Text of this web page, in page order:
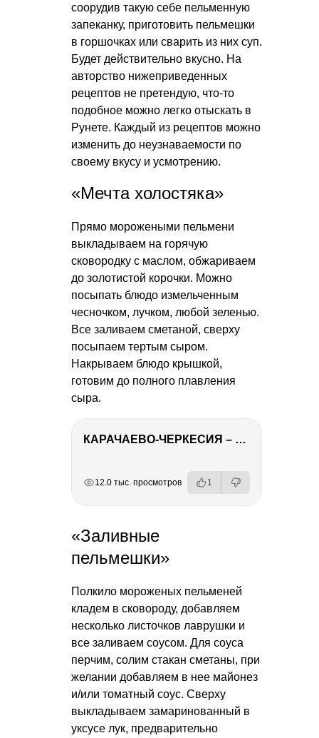
соорудив такую себе пельменную
запеканку, приготовить пельмешки
в горшочках или сварить из них суп.
Будет действительно вкусно. На
авторство нижеприведенных
рецептов не претендую, что-то
подобное можно легко отыскать в
Рунете. Каждый из рецептов можно
изменить до неузнаваемости по
своему вкусу и усмотрению.
«Мечта холостяка»
Прямо морожеными пельмени
выкладываем на горячую
сковородку с маслом, обжариваем
до золотистой корочки. Можно
посыпать блюдо измельченным
чесночком, лучком, любой зеленью.
Все заливаем сметаной, сверху
посыпаем тертым сыром.
Накрываем блюдо крышкой,
готовим до полного плавления
сыра.
КАРАЧАЕВО-ЧЕРКЕСИЯ – ПУТЕШЕСТВИЕ НА КАВКАЗ часть 2
12.0 тыс. просмотров 1
«Заливные
пельмешки»
Полкило мороженых пельменей
кладем в сковороду, добавляем
несколько листочков лаврушки и
все заливаем соусом. Для соуса
перчим, солим стакан сметаны, при
желании добавляем в нее майонез
и/или томатный соус. Сверху
выкладываем замаринованный в
уксусе лук, предварительно